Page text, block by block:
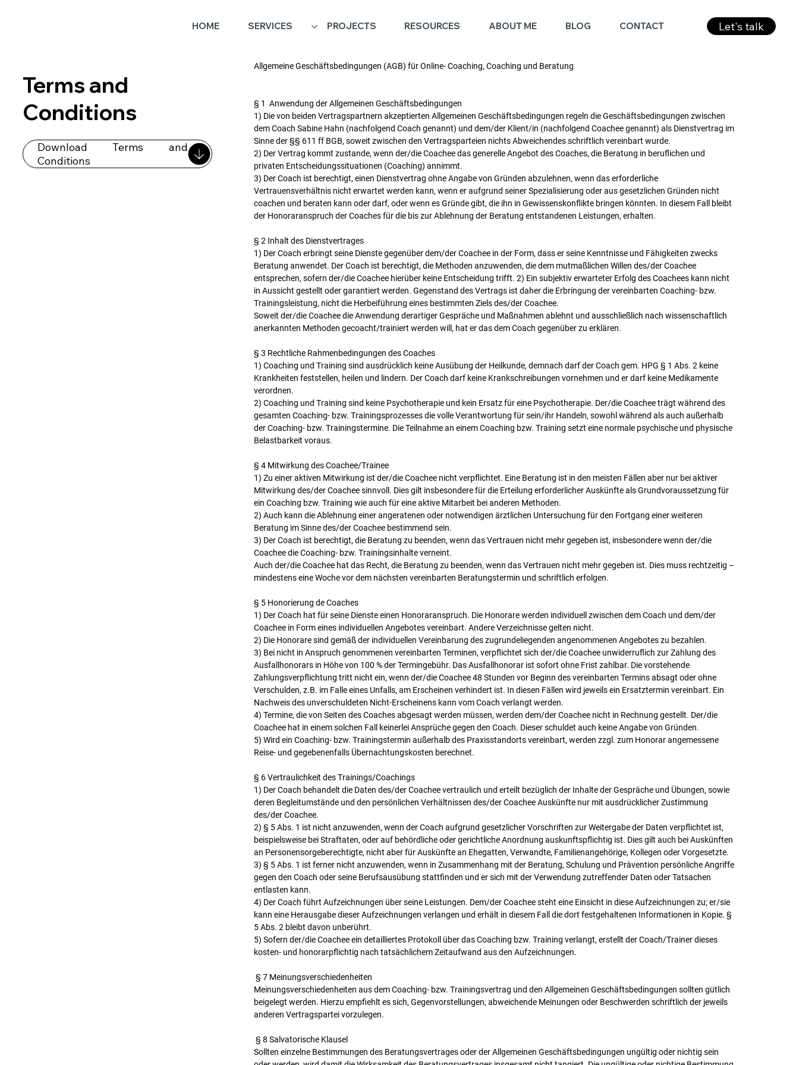
HOME SERVICES PROJECTS RESOURCES ABOUT ME BLOG CONTACT Let's talk
Terms and
Conditions
Download Terms and
Conditions
Allgemeine Geschäftsbedingungen (AGB) für Online- Coaching, Coaching und Beratung
§ 1 Anwendung der Allgemeinen Geschäftsbedingungen
1) Die von beiden Vertragspartnern akzeptierten Allgemeinen Geschäftsbedingungen regeln die Geschäftsbedingungen zwischen
dem Coach Sabine Hahn (nachfolgend Coach genannt) und dem/der Klient/in (nachfolgend Coachee genannt) als Dienstvertrag im
Sinne der §§ 611 ff BGB, soweit zwischen den Vertragsparteien nichts Abweichendes schriftlich vereinbart wurde.
2) Der Vertrag kommt zustande, wenn der/die Coachee das generelle Angebot des Coaches, die Beratung in beruflichen und
privaten Entscheidungssituationen (Coaching) annimmt.
3) Der Coach ist berechtigt, einen Dienstvertrag ohne Angabe von Gründen abzulehnen, wenn das erforderliche
Vertrauensverhältnis nicht erwartet werden kann, wenn er aufgrund seiner Spezialisierung oder aus gesetzlichen Gründen nicht
coachen und beraten kann oder darf, oder wenn es Gründe gibt, die ihn in Gewissenskonflikte bringen könnten. In diesem Fall bleibt
der Honoraranspruch der Coaches für die bis zur Ablehnung der Beratung entstandenen Leistungen, erhalten.
§ 2 Inhalt des Dienstvertrages
1) Der Coach erbringt seine Dienste gegenüber dem/der Coachee in der Form, dass er seine Kenntnisse und Fähigkeiten zwecks
Beratung anwendet. Der Coach ist berechtigt, die Methoden anzuwenden, die dem mutmaßlichen Willen des/der Coachee
entsprechen, sofern der/die Coachee hierüber keine Entscheidung trifft. 2) Ein subjektiv erwarteter Erfolg des Coachees kann nicht
in Aussicht gestellt oder garantiert werden. Gegenstand des Vertrags ist daher die Erbringung der vereinbarten Coaching- bzw.
Trainingsleistung, nicht die Herbeiführung eines bestimmten Ziels des/der Coachee.
Soweit der/die Coachee die Anwendung derartiger Gespräche und Maßnahmen ablehnt und ausschließlich nach wissenschaftlich
anerkannten Methoden gecoacht/trainiert werden will, hat er das dem Coach gegenüber zu erklären.
§ 3 Rechtliche Rahmenbedingungen des Coaches
1) Coaching und Training sind ausdrücklich keine Ausübung der Heilkunde, demnach darf der Coach gem. HPG § 1 Abs. 2 keine
Krankheiten feststellen, heilen und lindern. Der Coach darf keine Krankschreibungen vornehmen und er darf keine Medikamente
verordnen.
2) Coaching und Training sind keine Psychotherapie und kein Ersatz für eine Psychotherapie. Der/die Coachee trägt während des
gesamten Coaching- bzw. Trainingsprozesses die volle Verantwortung für sein/ihr Handeln, sowohl während als auch außerhalb
der Coaching- bzw. Trainingstermine. Die Teilnahme an einem Coaching bzw. Training setzt eine normale psychische und physische
Belastbarkeit voraus.
§ 4 Mitwirkung des Coachee/Trainee
1) Zu einer aktiven Mitwirkung ist der/die Coachee nicht verpflichtet. Eine Beratung ist in den meisten Fällen aber nur bei aktiver
Mitwirkung des/der Coachee sinnvoll. Dies gilt insbesondere für die Erteilung erforderlicher Auskünfte als Grundvoraussetzung für
ein Coaching bzw. Training wie auch für eine aktive Mitarbeit bei anderen Methoden.
2) Auch kann die Ablehnung einer angeratenen oder notwendigen ärztlichen Untersuchung für den Fortgang einer weiteren
Beratung im Sinne des/der Coachee bestimmend sein.
3) Der Coach ist berechtigt, die Beratung zu beenden, wenn das Vertrauen nicht mehr gegeben ist, insbesondere wenn der/die
Coachee die Coaching- bzw. Trainingsinhalte verneint.
Auch der/die Coachee hat das Recht, die Beratung zu beenden, wenn das Vertrauen nicht mehr gegeben ist. Dies muss rechtzeitig –
mindestens eine Woche vor dem nächsten vereinbarten Beratungstermin und schriftlich erfolgen.
§ 5 Honorierung de Coaches
1) Der Coach hat für seine Dienste einen Honoraranspruch. Die Honorare werden individuell zwischen dem Coach und dem/der
Coachee in Form eines individuellen Angebotes vereinbart. Andere Verzeichnisse gelten nicht.
2) Die Honorare sind gemäß der individuellen Vereinbarung des zugrundeliegenden angenommenen Angebotes zu bezahlen.
3) Bei nicht in Anspruch genommenen vereinbarten Terminen, verpflichtet sich der/die Coachee unwiderruflich zur Zahlung des
Ausfallhonorars in Höhe von 100 % der Termingebühr. Das Ausfallhonorar ist sofort ohne Frist zahlbar. Die vorstehende
Zahlungsverpflichtung tritt nicht ein, wenn der/die Coachee 48 Stunden vor Beginn des vereinbarten Termins absagt oder ohne
Verschulden, z.B. im Falle eines Unfalls, am Erscheinen verhindert ist. In diesen Fällen wird jeweils ein Ersatztermin vereinbart. Ein
Nachweis des unverschuldeten Nicht-Erscheinens kann vom Coach verlangt werden.
4) Termine, die von Seiten des Coaches abgesagt werden müssen, werden dem/der Coachee nicht in Rechnung gestellt. Der/die
Coachee hat in einem solchen Fall keinerlei Ansprüche gegen den Coach. Dieser schuldet auch keine Angabe von Gründen.
5) Wird ein Coaching- bzw. Trainingstermin außerhalb des Praxisstandorts vereinbart, werden zzgl. zum Honorar angemessene
Reise- und gegebenenfalls Übernachtungskosten berechnet.
§ 6 Vertraulichkeit des Trainings/Coachings
1) Der Coach behandelt die Daten des/der Coachee vertraulich und erteilt bezüglich der Inhalte der Gespräche und Übungen, sowie
deren Begleitumstände und den persönlichen Verhältnissen des/der Coachee Auskünfte nur mit ausdrücklicher Zustimmung
des/der Coachee.
2) § 5 Abs. 1 ist nicht anzuwenden, wenn der Coach aufgrund gesetzlicher Vorschriften zur Weitergabe der Daten verpflichtet ist,
beispielsweise bei Straftaten, oder auf behördliche oder gerichtliche Anordnung auskunftspflichtig ist. Dies gilt auch bei Auskünften
an Personensorgeberechtigte, nicht aber für Auskünfte an Ehegatten, Verwandte, Familienangehörige, Kollegen oder Vorgesetzte.
3) § 5 Abs. 1 ist ferner nicht anzuwenden, wenn in Zusammenhang mit der Beratung, Schulung und Prävention persönliche Angriffe
gegen den Coach oder seine Berufsausübung stattfinden und er sich mit der Verwendung zutreffender Daten oder Tatsachen
entlasten kann.
4) Der Coach führt Aufzeichnungen über seine Leistungen. Dem/der Coachee steht eine Einsicht in diese Aufzeichnungen zu; er/sie
kann eine Herausgabe dieser Aufzeichnungen verlangen und erhält in diesem Fall die dort festgehaltenen Informationen in Kopie. §
5 Abs. 2 bleibt davon unberührt.
5) Sofern der/die Coachee ein detailliertes Protokoll über das Coaching bzw. Training verlangt, erstellt der Coach/Trainer dieses
kosten- und honorarpflichtig nach tatsächlichem Zeitaufwand aus den Aufzeichnungen.
§ 7 Meinungsverschiedenheiten
Meinungsverschiedenheiten aus dem Coaching- bzw. Trainingsvertrag und den Allgemeinen Geschäftsbedingungen sollten gütlich
beigelegt werden. Hierzu empfiehlt es sich, Gegenvorstellungen, abweichende Meinungen oder Beschwerden schriftlich der jeweils
anderen Vertragspartei vorzulegen.
§ 8 Salvatorische Klausel
Sollten einzelne Bestimmungen des Beratungsvertrages oder der Allgemeinen Geschäftsbedingungen ungültig oder nichtig sein